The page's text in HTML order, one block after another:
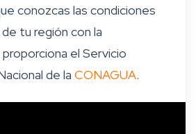
conozcas las condiciones
tu región con la
el Servicio
de la CONAGUA.